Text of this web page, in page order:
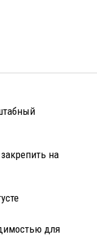
на
для